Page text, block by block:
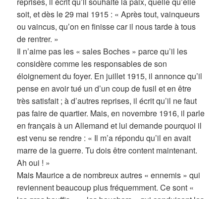
soit, et dès le 29 mai 1915 : « Après tout, vainqueurs
ou vaincus, qu’on en finisse car il nous tarde à tous
de rentrer. »
Il n’aime pas les « sales Boches » parce qu’il les
considère comme les responsables de son
éloignement du foyer. En juillet 1915, il annonce qu’il
pense en avoir tué un d’un coup de fusil et en être
très satisfait ; à d’autres reprises, il écrit qu’il ne faut
pas faire de quartier. Mais, en novembre 1916, il parle
en français à un Allemand et lui demande pourquoi il
est venu se rendre : « Il m’a répondu qu’il en avait
marre de la guerre. Tu dois être content maintenant.
Ah oui ! »
Mais Maurice a de nombreux autres « ennemis » qui
reviennent beaucoup plus fréquemment. Ce sont «